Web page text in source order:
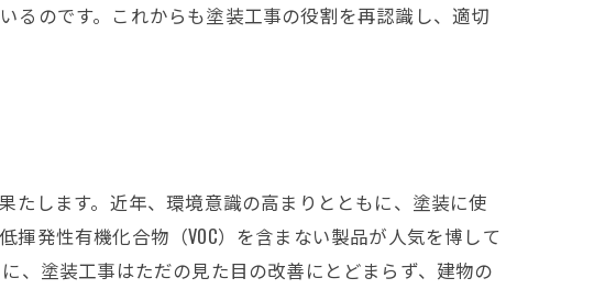
るのです。これからも塗装工事の役割を再認識し、適切
します。近年、環境意識の高まりとともに、塗装に使
発性有機化合物（VOC）を含まない製品が人気を博して
、塗装工事はただの見た目の改善にとどまらず、建物の